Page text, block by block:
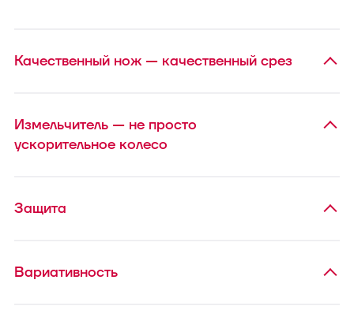
Качественный нож — качественный срез
Измельчитель — не просто
ускорительное колесо
Защита
Вариативность